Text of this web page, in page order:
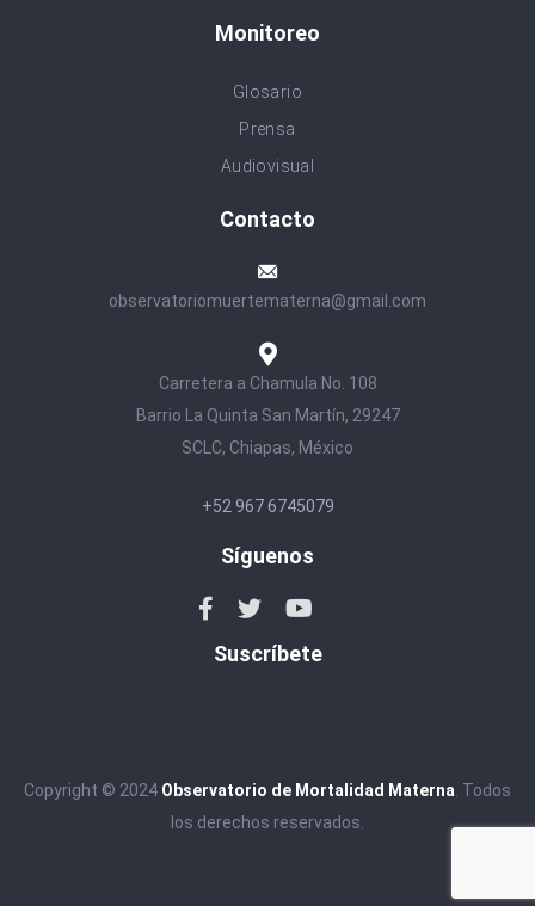
Monitoreo
Glosario
Prensa
Audiovisual
Contacto
observatoriomuertematerna@gmail.com
Carretera a Chamula No. 108
Barrio La Quinta San Martín, 29247
SCLC, Chiapas, México
+52 967 6745079
Síguenos
Suscríbete
Copyright © 2024 Observatorio de Mortalidad Materna . Todos
los derechos reservados.